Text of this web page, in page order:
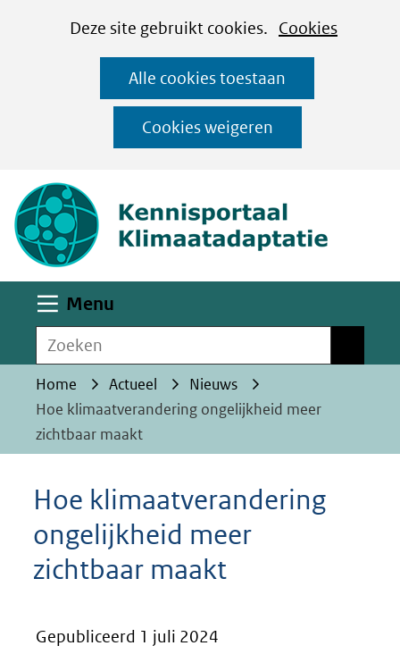
CookiesDeze site gebruikt cookies. Cookies
op
deze
website
worden
toegestaan
geweigerd.
Alle cookies toestaan
Cookies weigeren
Ga
naar
de
inhoud
Menu
Zoeken
Home Actueel
Nieuws
Hoe klimaatverandering ongelijkheid meer
zichtbaar maakt
Hoe klimaatverandering
ongelijkheid meer
zichtbaar maakt
Gepubliceerd 1 juli 2024